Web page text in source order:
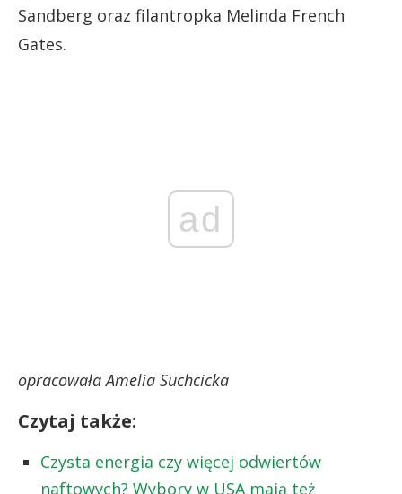
Sandberg oraz filantropka Melinda French
Gates.
ad
opracowała Amelia Suchcicka
Czytaj także:
Czysta energia czy więcej odwiertów
naftowych? Wybory w USA mają też